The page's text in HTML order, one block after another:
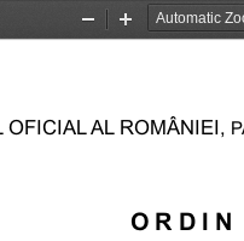
Zoom
Zoom
ORDIN
OFICIAL AL ROMÂNIEI,